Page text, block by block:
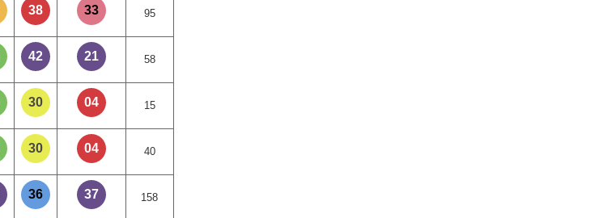
38 33 95
42 21 58
30 04 15
30 04 40
36 37 158